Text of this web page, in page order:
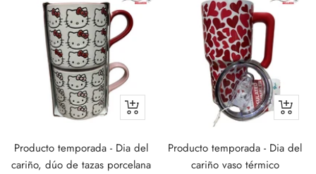
+
Add
to
cart
Producto temporada - Dia del
cariño, dúo de tazas porcelana
+
Add
to
Producto temporada - Dia del
cariño vaso térmico